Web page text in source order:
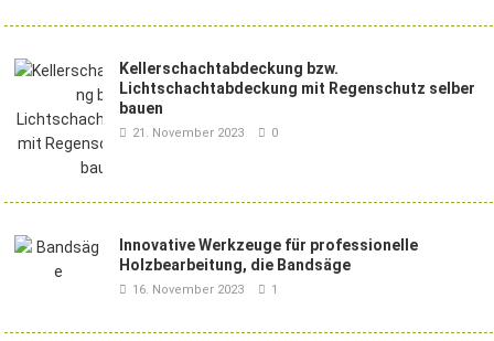
Kellerschachtabdeckung bzw.
Lichtschachtabdeckung mit Regenschutz selber
bauen
21. November 2023 0
Innovative Werkzeuge für professionelle
Holzbearbeitung, die Bandsäge
16. November 2023 1